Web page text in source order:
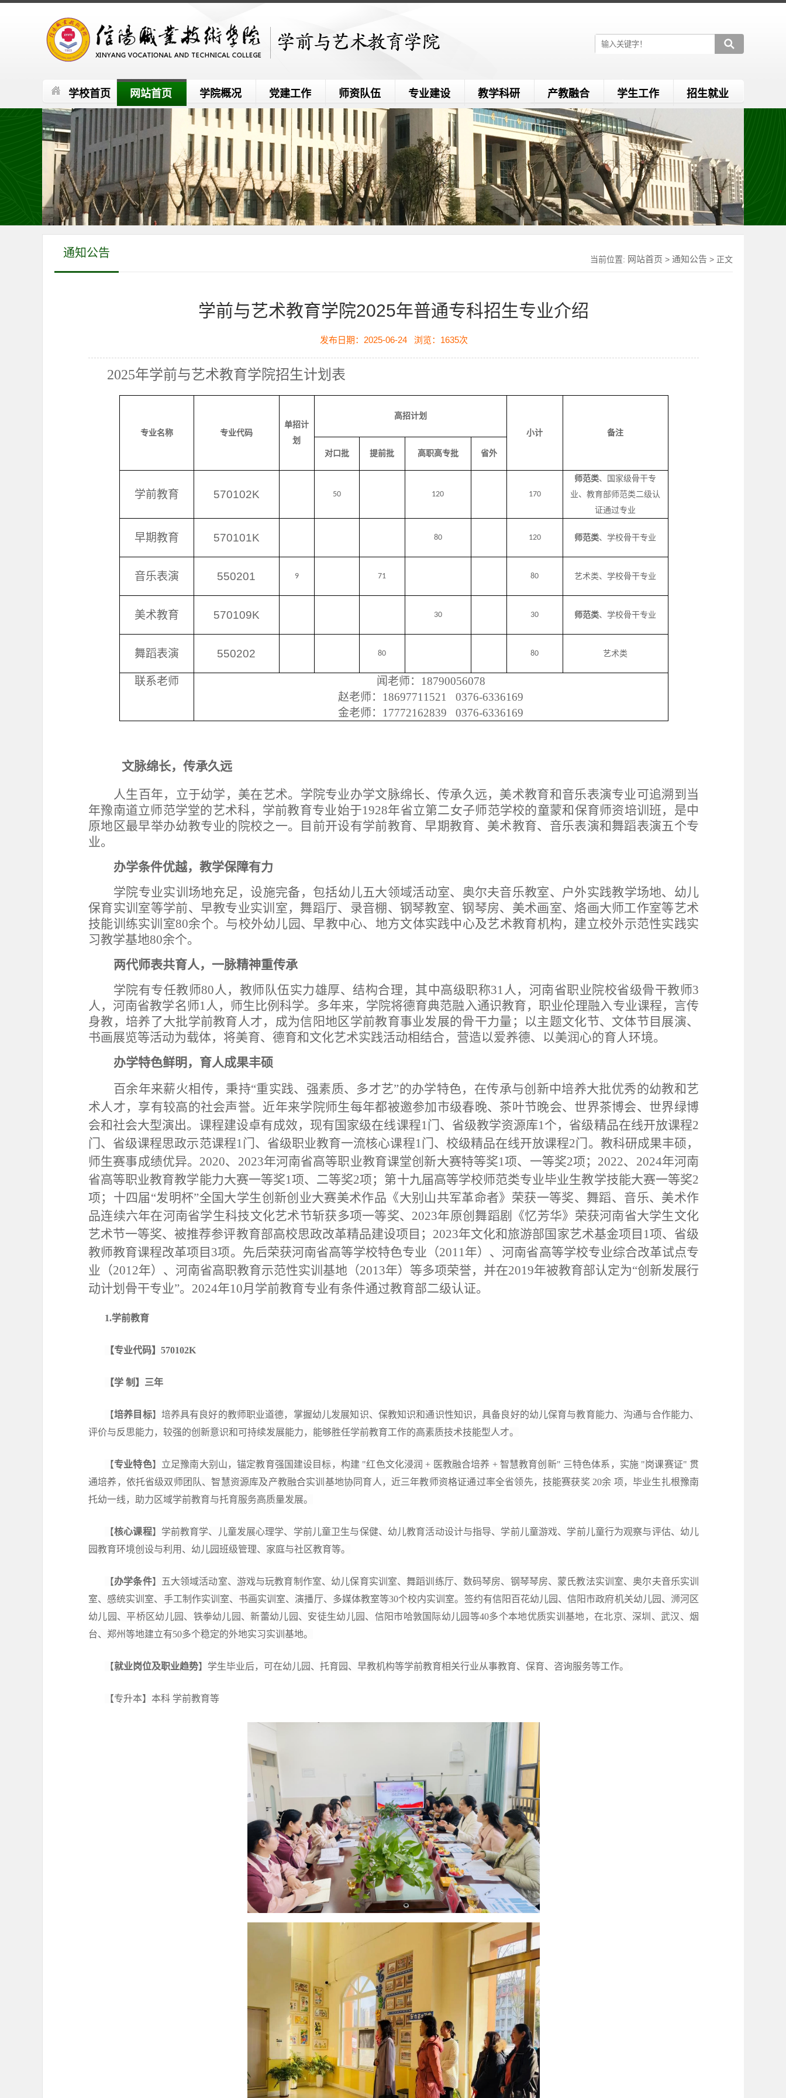
学校首页 网站首页 学院概况 党建工作 师资队伍 专业建设 教学科研 产教融合 学生工作 招生就业
通知公告 当前位置: 网站首页 > 通知公告 > 正文
学前与艺术教育学院2025年普通专科招生专业介绍
发布日期：2025-06-24 浏览： 1635次
2025年学前与艺术教育学院招生计划表
专业名称 专业代码
单招计
划
高招计划
小计
备注
对口批 提前批 高职高专批 省外
学前教育 570102K 50 120 170
师范类、国家级骨干专
业、 教育部师范类二级认
证通过专业
早期教育 570101K 80 120 师范类、学校骨干专业
音乐表演 550201 9 71 80 艺术类、学校骨干专业
美术教育 570109K 30 30 师范类、学校骨干专业
舞蹈表演 550202 80 80 艺术类
联系老师 闻老师： 18790056078
赵老师： 18697711521 0376-6336169
金老师： 17772162839 0376-6336169
文脉绵长，传承久远
人生百年，立于幼学，美在艺术。学院专业办学文脉绵长、传承久远，美术教育和音乐表演专业可追溯到当
年豫南道立师范学堂的艺术科，学前教育专业始于1928年省立第二女子师范学校的童蒙和保育师资培训班，是中
原地区最早举办幼教专业的院校之一。目前开设有学前教育、早期教育、美术教育、音乐表演和舞蹈表演五个专
业。
办学条件优越，教学保障有力
学院专业实训 场地充足， 设施完备，包括幼儿五大领域活动室、奥尔夫音乐教室、 户外实践教学场地、幼儿
保育实训室等学前、早教专业实训室，舞蹈厅、录音棚、钢琴教室、钢琴房、美术画室、烙画大师工作室等艺术
技能训练实训室80余个。与校外幼儿园、早教中心、地方文体实践中心及艺术教育机构，建立校外示范性实践实
习教学基地80余个。
两代师表共育人，一脉精神重传承
学院有专任教师80人，教师队伍实力雄厚、结构合理，其中高级职称31人，河南省职业院校省级骨干教师3
人，河南省教学名师1人，师生比例科学。多年来，学院将德育典范融入通识教育，职业伦理融入专业课程，言传
身教，培养了大批学前教育人才，成为信阳地区学前教育事业发展的骨干力量；以主题文化节、文体节目展演、
书画展览等活动为载体，将美育、德育和文化艺术实践活动相结合，营造以爱养德、以美润心的育人环境。
办学特色鲜明，育人成果丰硕
百余年来薪火相传，秉持“重实践、强素质、多才艺”的办学特色，在传承与创新中培养大批优秀的幼教和艺
术人才，享有较高的社会声誉。近年来学院师生每年都被邀参加市级春晚、茶叶节晚会、世界茶博会、世界绿博
会和社会大型演出。课程建设卓有成效，现有国家级在线课程1门、省级教学资源库1个，省级精品在线开放课程2
门、省级课程思政示范课程1门、省级职业教育一流核心课程1门、校级精品在线开放课程2门。教科研成果丰硕，
师生赛事成绩优异。2020、2023年河南省高等职业教育课堂创新大赛特等奖1项、一等奖2项；2022、2024年河南
省高等职业教育教学能力大赛一等奖1项、二等奖2项；第十九届高等学校师范类专业毕业生教学技能大赛一等奖2
项；十四届“发明杯”全国大学生创新创业大赛美术作品《大别山共军革命者》荣获一等奖、舞蹈、音乐、美术作
品连续六年在河南省学生科技文化艺术节斩获多项一等奖、2023年原创舞蹈剧《忆芳华》荣获河南省大学生文化
艺术节一等奖、被推荐参评教育部高校思政改革精品建设项目；2023年文化和旅游部国家艺术基金项目1项、省级
教师教育课程改革项目3项。先后荣获河南省高等学校特色专业（2011年）、河南省高等学校专业综合改革试点专
业（2012年）、河南省高职教育示范性实训基地（2013年）等多项荣誉，并在2019年被教育部认定为“创新发展行
动计划骨干专业”。2024年10月学前教育专业有条件通过教育部二级认证。
1.学前教育
【专业代码】 570102K
【学 制】三年
【培养目标】培养具有良好的教师职业道德，掌握幼儿发展知识、保教知识和通识性知识 ，具备良好的幼儿保育与教育能力、沟通与合作能力、
评价与反思能力，较强的创新意识和可持续发展能力， 能够胜任学前教育工作的高素质技术技能型人才。
【专业特色】立足豫南大别山，锚定教育强国建设目标， 构建 "红色文化浸润 + 医教融合培养 + 智慧教育创新" 三特色体系，实施 "岗课赛证" 贯
通培养 ，依托省级双师团队、智慧资源库及产教融合实训基地协同育人，近三年教师资格证通过率全省领先，技能赛获奖 20余 项，毕业生扎根豫南
托幼一线，助力区域学前教育与托育服务高质量发展。
【核心课程】学前教育学、儿童发展心理学、学前儿童卫生与保健、幼儿教育活动设计与指导、学前儿童游戏、学前儿童行为观察与评估、幼儿
园教育环境创设与利用、幼儿园班级管理、家庭与社区教育等。
【办学条件】 五大领域活动室、游戏与玩教育制作室、幼儿保育实训室、舞蹈训练厅、数码琴房、钢琴琴房、蒙氏教法实训室、奥尔夫音乐实训
室、感统实训室、手工制作实训室、书画实训室、 演播厅、多媒体教室等30个校内实训室。 签约有信阳百花幼儿园、信阳市政府机关幼儿园、浉河区
幼儿园、平桥区幼儿园、 铁拳幼儿园、新蕾幼儿园、 安徒生幼儿园、信阳市哈敦国际幼儿园等40多个本地优质实训基地，在北京、深圳、武汉、烟
台、郑州等地建立有50多个稳定的外地实习实训基地。
【就业岗位及职业趋势】学生毕业后，可在幼儿园、 托育园、 早教机构等学前教育相关行业从事教育、 保育、咨询服务等工作。
【专升本】本科 学前教育等